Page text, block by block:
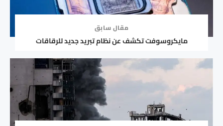
مقال سابق
مايكروسوفت تكشف عن نظام تبريد جديد للرقاقات